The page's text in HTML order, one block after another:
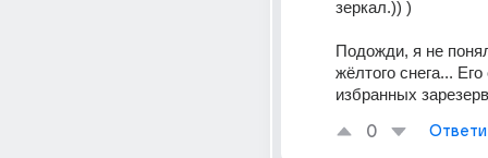
зеркал.)) )
Подожди, я не
жёлтого снега...
избранных
0